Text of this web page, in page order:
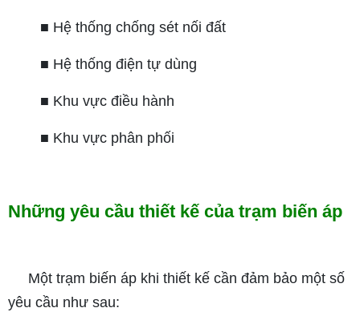
■ Hệ thống chống sét nối đất
■ Hệ thống điện tự dùng
■ Khu vực điều hành
■ Khu vực phân phối
Những yêu cầu thiết kế của trạm biến áp
Một trạm biến áp khi thiết kế cần đảm bảo một số
yêu cầu như sau: